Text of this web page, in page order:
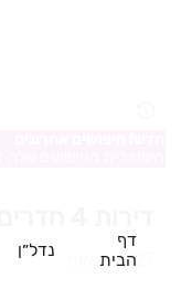
דף
הבית
נדל״ן 327 תוצאות